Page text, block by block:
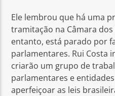
Ele lembrou que há uma
tramitação na Câmara
entanto, está parado por
parlamentares. Rui Costa
criarão um grupo de
parlamentares e
aperfeiçoar as leis